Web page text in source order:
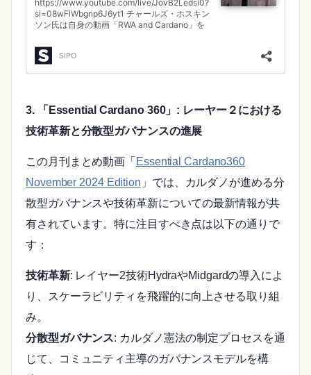
3. 「Essential Cardano 360」: レーヤー２における
技術革新と分散型ガバナンスの進展
この月刊まとめ動画「 Essential Cardano360
November 2024 Edition 」では、カルダノが進める分
散型ガバナンスや技術革新についての最新情報が共
有されています。特に注目すべき点は以下の通りで
す：
技術革新: レイヤー2技術HydraやMidgardの導入によ
り、スケーラビリティを飛躍的に向上させる取り組
み。
分散型ガバナンス: カルダノ憲法の制定プロセスを通
じて、コミュニティ主導のガバナンスモデルを構